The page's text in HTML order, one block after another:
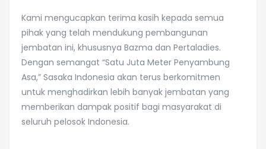
Kami mengucapkan terima kasih kepada semua
pihak yang telah mendukung pembangunan
jembatan ini, khususnya Bazma dan Pertaladies.
Dengan semangat “Satu Juta Meter Penyambung
Asa,” Sasaka Indonesia akan terus berkomitmen
untuk menghadirkan lebih banyak jembatan yang
memberikan dampak positif bagi masyarakat di
seluruh pelosok Indonesia.